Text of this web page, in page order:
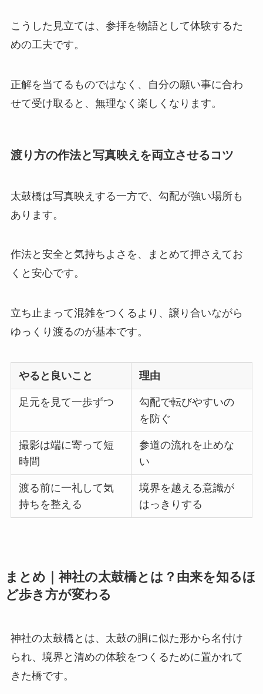
こうした見立ては、参拝を物語として体験するた
めの工夫です。
正解を当てるものではなく、自分の願い事に合わ
せて受け取ると、無理なく楽しくなります。
渡り方の作法と写真映えを両立させるコツ
太鼓橋は写真映えする一方で、勾配が強い場所も
あります。
作法と安全と気持ちよさを、まとめて押さえてお
くと安心です。
立ち止まって混雑をつくるより、譲り合いながら
ゆっくり渡るのが基本です。
やると良いこと 理由
足元を見て一歩ずつ
勾配で転びやすいの
を防ぐ
撮影は端に寄って短
時間
参道の流れを止めな
い
渡る前に一礼して気
持ちを整える
境界を越える意識が
はっきりする
まとめ｜神社の太鼓橋とは？由来を知るほ
ど歩き方が変わる
神社の太鼓橋とは、太鼓の胴に似た形から名付け
られ、境界と清めの体験をつくるために置かれて
きた橋です。